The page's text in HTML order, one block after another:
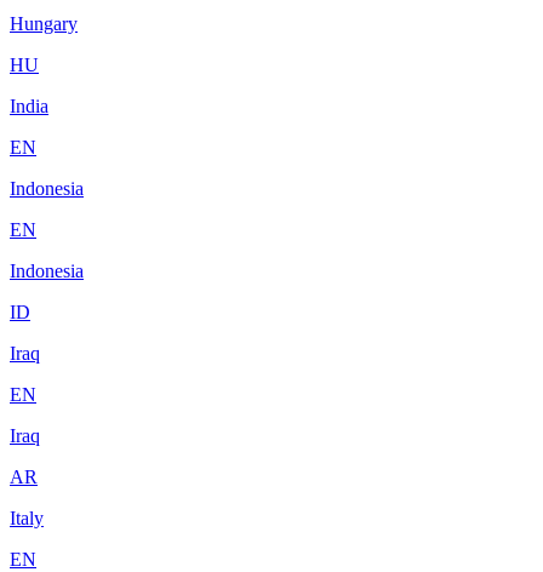
Hungary
HU
India
EN
Indonesia
EN
Indonesia
ID
Iraq
EN
Iraq
AR
Italy
EN